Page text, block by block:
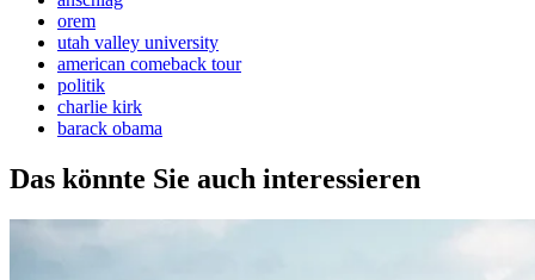
orem
utah valley university
american comeback tour
politik
charlie kirk
barack obama
Das könnte Sie auch interessieren